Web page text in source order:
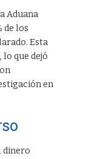
Aduana
de los
Esta
lo que dejó
en
dinero